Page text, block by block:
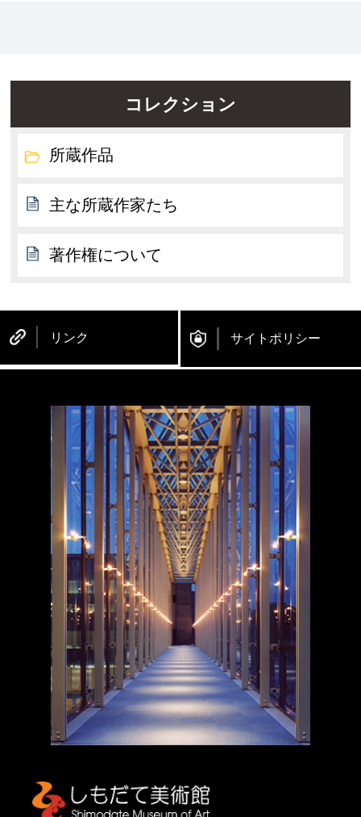
コレクション
所蔵作品
主な所蔵作家たち
著作権について
リンク サイトポリシー
しもだて美術館